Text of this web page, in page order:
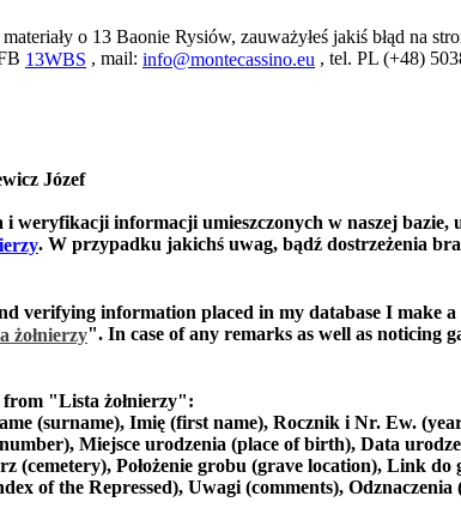
o 13 Baonie Rysiów, zauważyłeś jakiś błąd na
13WBS , mail: info@montecassino.eu , tel. PL (+48)
Józef
i weryfikacji informacji umieszczonych w naszej
. W przypadku jakichś uwag, bądź dostrzeżenia
verifying information placed in my database I make
żołnierzy". In case of any remarks as well as noticing
"Lista żołnierzy":
(surname), Imię (first name), Rocznik i Nr. Ew.
Miejsce urodzenia (place of birth), Data
(cemetery), Położenie grobu (grave location), Link
of the Repressed), Uwagi (comments), Odznaczenia